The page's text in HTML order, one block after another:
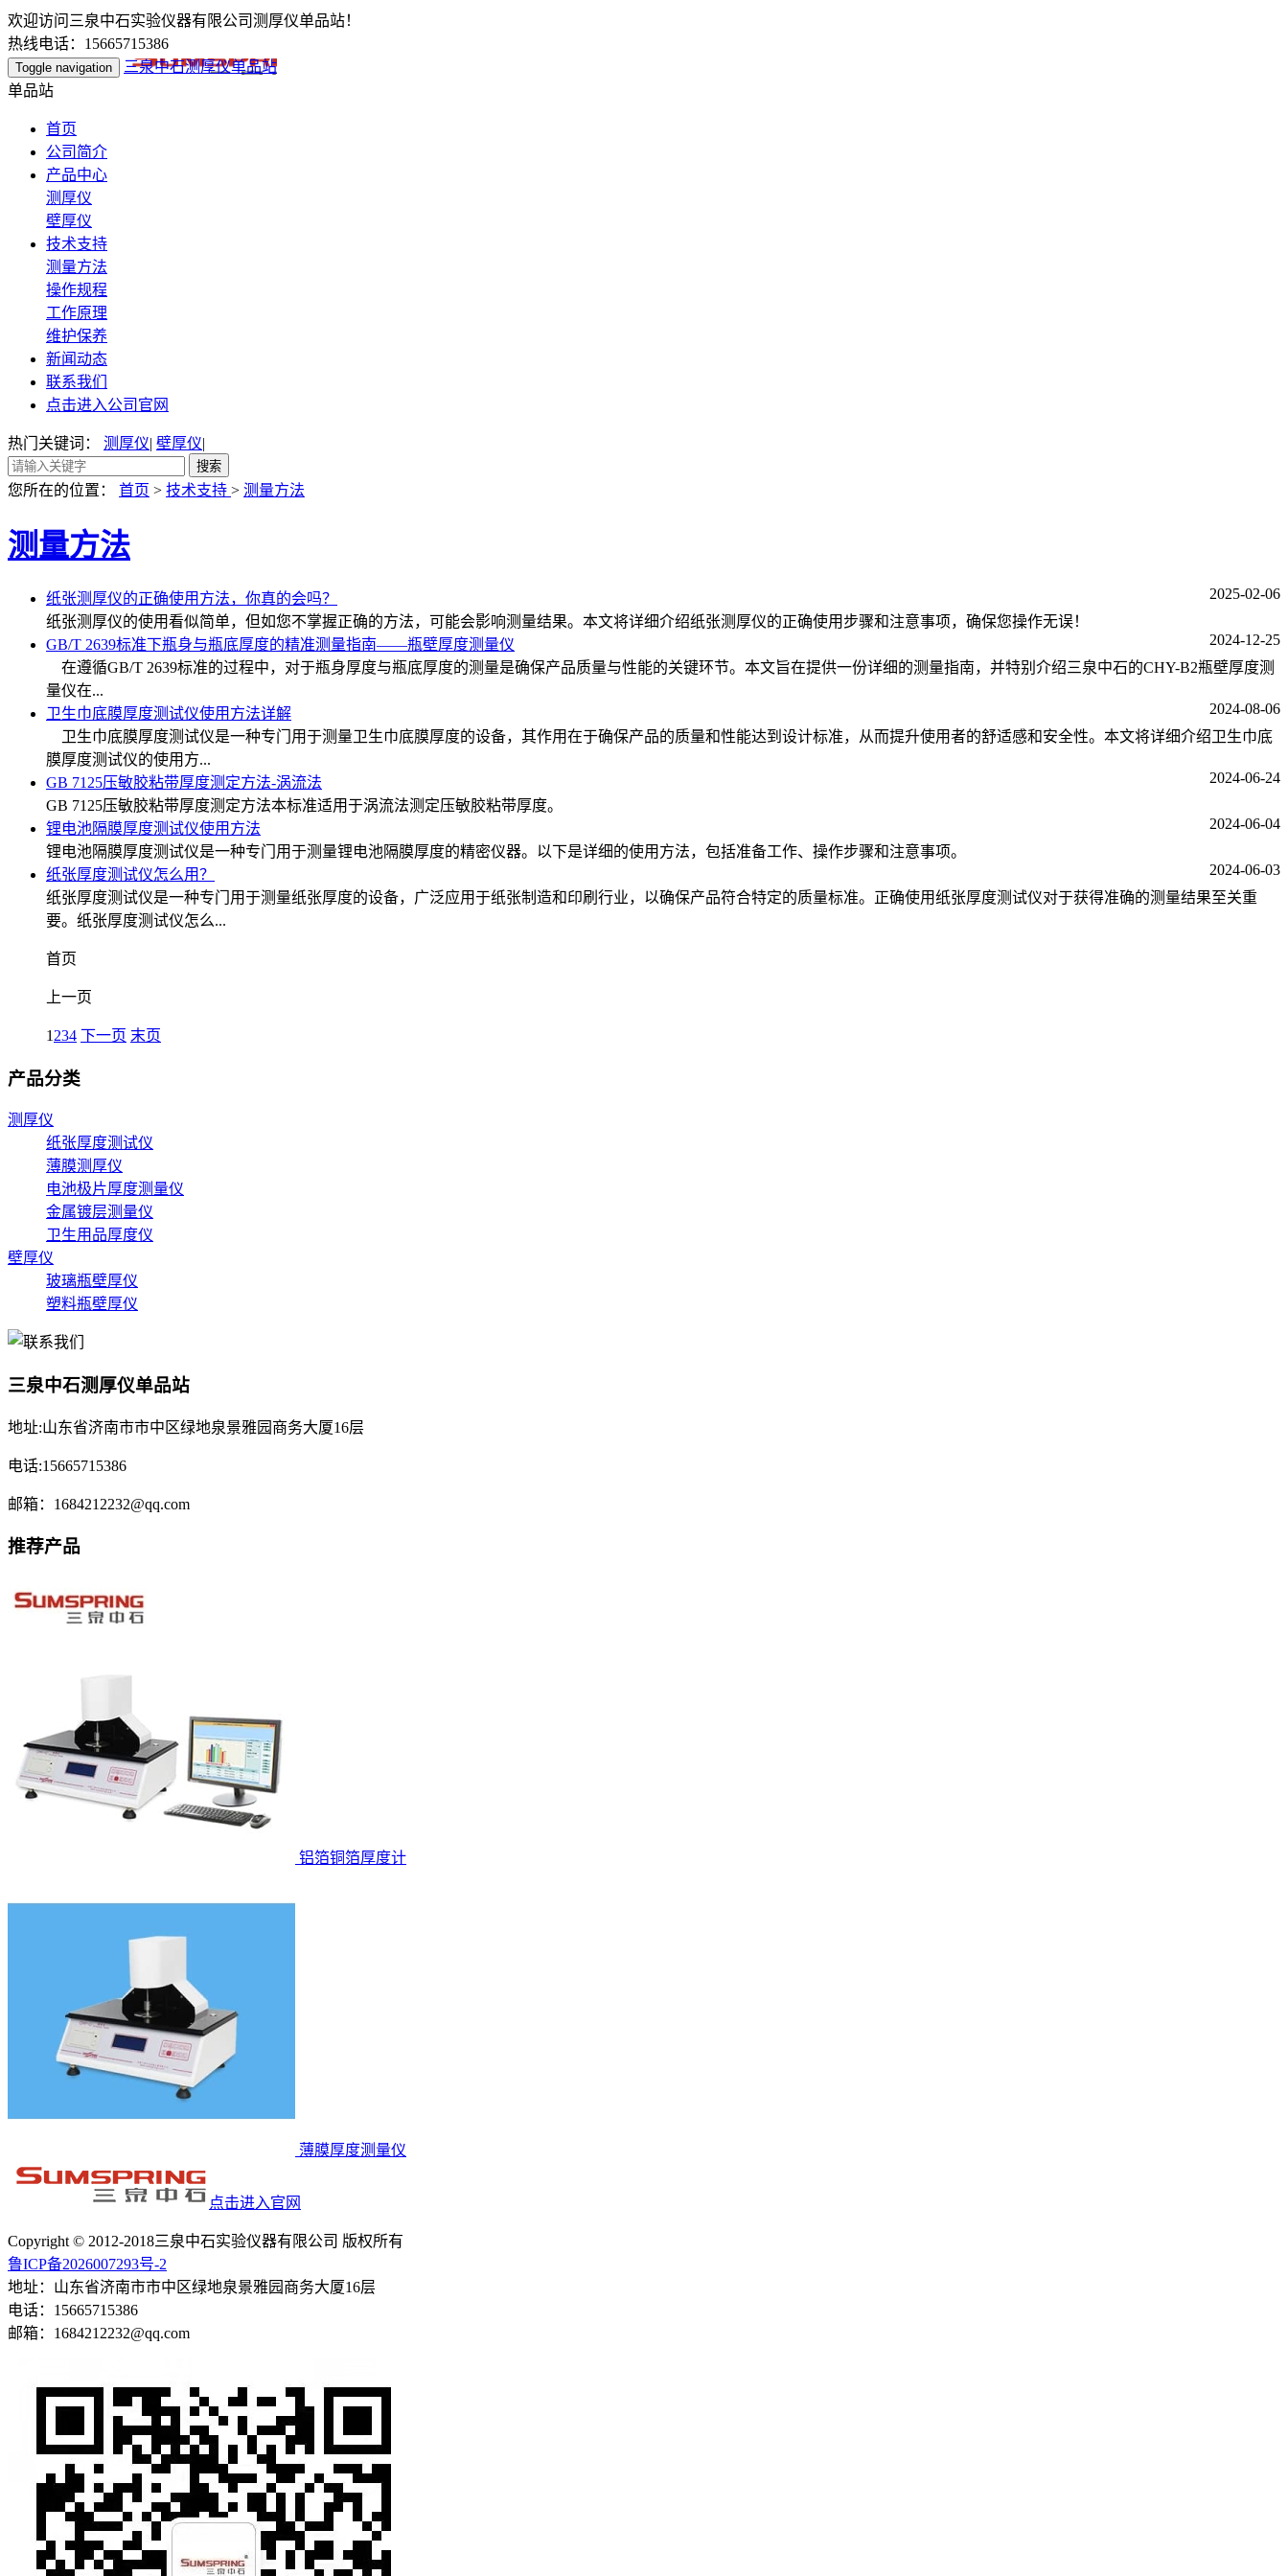
欢迎访问三泉中石实验仪器有限公司测厚仪单品站！
热线电话：15665715386
Toggle navigation
三泉中石测厚仪单品站
单品站
首页
公司简介
产品中心
测厚仪
壁厚仪
技术支持
测量方法
操作规程
工作原理
维护保养
新闻动态
联系我们
点击进入公司官网
热门关键词： 测厚仪| 壁厚仪|
您所在的位置： 首页 > 技术支持 > 测量方法
测量方法
纸张测厚仪的正确使用方法，你真的会吗？
2025-02-06
纸张测厚仪的使用看似简单，但如您不掌握正确的方法，可能会影响测量结果。本文将详细介绍纸张测厚仪的正确使用步骤和注意事项，确保您操作无误！
GB/T 2639标准下瓶身与瓶底厚度的精准测量指南——瓶壁厚度测量仪
2024-12-25
在遵循GB/T 2639标准的过程中，对于瓶身厚度与瓶底厚度的测量是确保产品质量与性能的关键环节。本文旨在提供一份详细的测量指南，并特别介绍三泉中石的CHY-B2瓶壁厚度测
量仪在...
卫生巾底膜厚度测试仪使用方法详解
2024-08-06
卫生巾底膜厚度测试仪是一种专门用于测量卫生巾底膜厚度的设备，其作用在于确保产品的质量和性能达到设计标准，从而提升使用者的舒适感和安全性。本文将详细介绍卫生巾底
膜厚度测试仪的使用方...
GB 7125压敏胶粘带厚度测定方法-涡流法
2024-06-24
GB 7125压敏胶粘带厚度测定方法本标准适用于涡流法测定压敏胶粘带厚度。
锂电池隔膜厚度测试仪使用方法
2024-06-04
锂电池隔膜厚度测试仪是一种专门用于测量锂电池隔膜厚度的精密仪器。以下是详细的使用方法，包括准备工作、操作步骤和注意事项。
纸张厚度测试仪怎么用？
2024-06-03
纸张厚度测试仪是一种专门用于测量纸张厚度的设备，广泛应用于纸张制造和印刷行业，以确保产品符合特定的质量标准。正确使用纸张厚度测试仪对于获得准确的测量结果至关重
要。纸张厚度测试仪怎么...
首页
上一页
1 234 下一页 末页
产品分类
测厚仪
纸张厚度测试仪
薄膜测厚仪
电池极片厚度测量仪
金属镀层测量仪
卫生用品厚度仪
壁厚仪
玻璃瓶壁厚仪
塑料瓶壁厚仪
三泉中石测厚仪单品站
地址:山东省济南市市中区绿地泉景雅园商务大厦16层
电话:15665715386
邮箱：1684212232@qq.com
推荐产品
铝箔铜箔厚度计
薄膜厚度测量仪
点击进入官网
Copyright © 2012-2018三泉中石实验仪器有限公司 版权所有
鲁ICP备2026007293号-2
地址：山东省济南市市中区绿地泉景雅园商务大厦16层
电话：15665715386
邮箱：1684212232@qq.com